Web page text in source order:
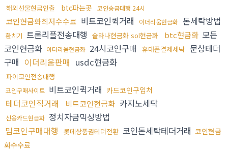
해외선물현금인출
btc파는곳 코인송금대행 24시
코인현금화최저수수료 비트코인퀵거래 이더리움현금화 돈세탁방법
환치기 트론리플전송대행 솔라나현금화 sol현금화 btc현금화 모든
코인현금화 이더리움현금화 24시코인구매 휴대폰결제세탁 문상테더
구매 이더리움판매 usdc현금화
파이코인전송대행
코인구매사이트 비트코인퀵거래 카드코인구입처
테더코인직거래 비트코인현금화 카지노세탁
신용카드현금화 정치자금믹싱방법
밈코인구매대행
롯데상품권테더전환 코인돈세탁테더거래 코인현금
화수수료